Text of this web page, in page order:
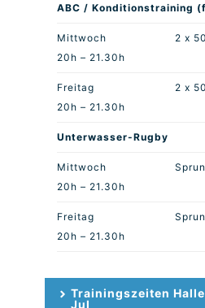
ABC / Konditionstraining
Mittwoch
20h – 21.30h
2 x
Freitag
20h – 21.30h
2 x
Unterwasser-Rugby
Mittwoch
20h – 21.30h
Freitag
20h – 21.30h
Trainingszeiten
Jul